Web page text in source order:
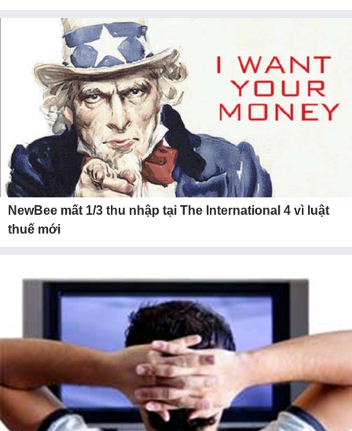
NewBee mất 1/3 thu nhập tại The International 4 vì luật
thuế mới